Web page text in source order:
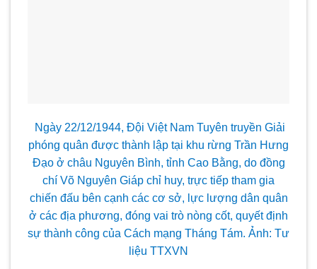
Ngày 22/12/1944, Đội Việt Nam Tuyên truyền Giải
phóng quân được thành lập tại khu rừng Trần Hưng
Đạo ở châu Nguyên Bình, tỉnh Cao Bằng, do đồng
chí Võ Nguyên Giáp chỉ huy, trực tiếp tham gia
chiến đấu bên cạnh các cơ sở, lực lượng dân quân
ở các địa phương, đóng vai trò nòng cốt, quyết định
sự thành công của Cách mạng Tháng Tám. Ảnh: Tư
liệu TTXVN